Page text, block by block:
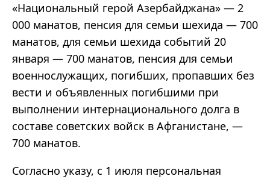
«Национальный герой Азербайджана» — 2
000 манатов, пенсия для семьи шехида — 700
манатов, для семьи шехида событий 20
января — 700 манатов, пенсия для семьи
военнослужащих, погибших, пропавших без
вести и объявленных погибшими при
выполнении интернационального долга в
составе советских войск в Афганистане, —
700 манатов.
Согласно указу, с 1 июля персональная